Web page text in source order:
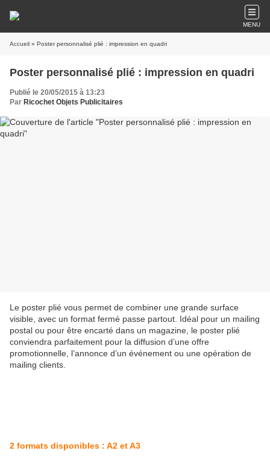
MENU
Accueil » Poster personnalisé plié : impression en quadri
Poster personnalisé plié : impression en quadri
Publié le 20/05/2015 à 13:23
Par Ricochet Objets Publicitaires
Le poster plié vous permet de combiner une grande surface
visible, avec un format fermé passe partout. Idéal pour un mailing
postal ou pour être encarté dans un magazine, le poster plié
conviendra parfaitement pour la diffusion d’une offre
promotionnelle, l’annonce d’un événement ou une opération de
mailing clients.
2 formats disponibles : A2 et A3